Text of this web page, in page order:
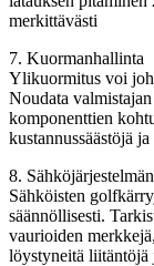
merkittävästi
7. Kuormanhallinta
Ylikuormitus voi
Noudata
komponenttien
kustannussäästöjä
8.
Sähköisten
säännöllisesti.
vaurioiden
löystyneitä liitäntöjä